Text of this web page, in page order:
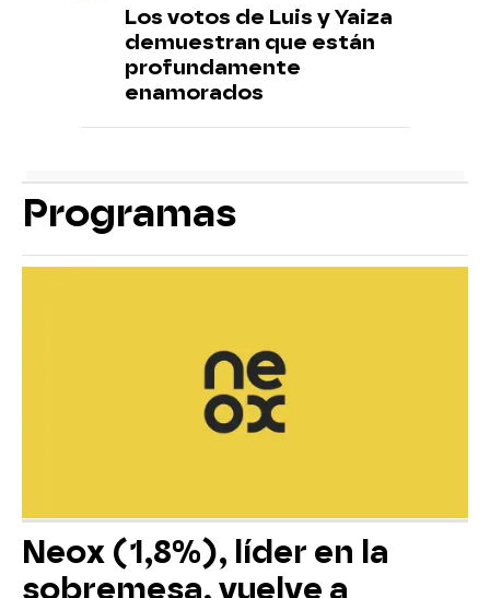
Los votos de Luis y Yaiza
demuestran que están
profundamente
enamorados
Programas
Neox (1,8%), líder en la
sobremesa, vuelve a